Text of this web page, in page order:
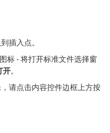
插入点。
标 - 将打开标准文件选择窗
开。
请点击内容控件边框上方按